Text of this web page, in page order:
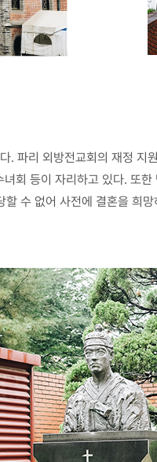
. 파리 외방전교회의 재정
회 등이 자리하고 있다. 또
수 없어 사전에 결혼을 희